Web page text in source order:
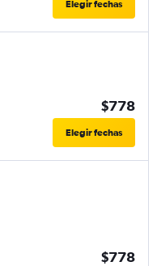
Elegir fechas
$778
Elegir fechas
$778